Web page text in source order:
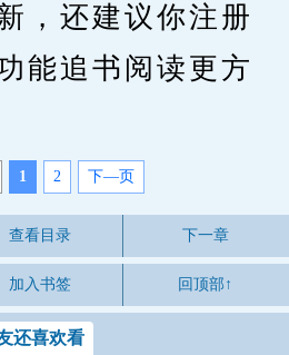
，还建议你注册
能追书阅读更方
1 2 下—页
查看目录 下一章
加入书签 回顶部↑
还喜欢看